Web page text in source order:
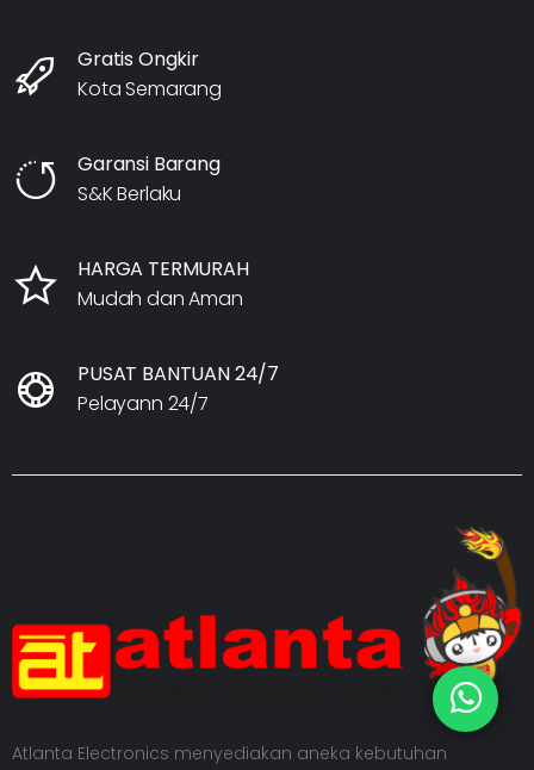
Gratis Ongkir
Kota Semarang
Garansi Barang
S&K Berlaku
HARGA TERMURAH
Mudah dan Aman
PUSAT BANTUAN 24/7
Pelayann 24/7
Atlanta Electronics menyediakan aneka kebutuhan